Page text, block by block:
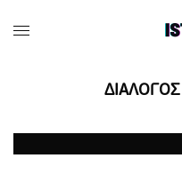
ΔΙΑΛΟΓΟΣ